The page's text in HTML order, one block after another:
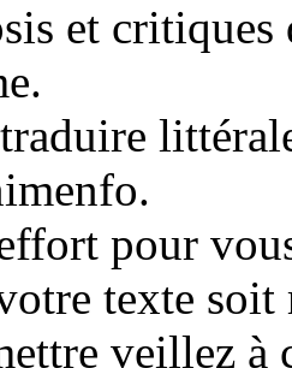
et
pour
texte
veillez à